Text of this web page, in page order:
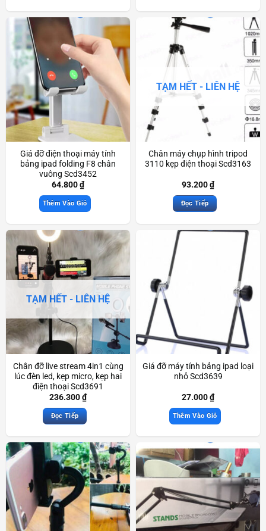
Giá đỡ điện thoại máy tính
bảng ipad folding F8 chân
vuông Scd3452
64.800₫
Thêm Vào Giỏ
TẠM HẾT - LIÊN HỆ
Chân máy chụp hình tripod
3110 kẹp điện thoại Scd3163
93.200₫
Đọc Tiếp
TẠM HẾT - LIÊN HỆ
Chân đỡ live stream 4in1 cùng
lúc đèn led, kẹp micro, kẹp hai
điện thoại Scd3691
236.300₫
Đọc Tiếp
Giá đỡ máy tính bảng ipad loại
nhỏ Scd3639
27.000₫
Thêm Vào Giỏ